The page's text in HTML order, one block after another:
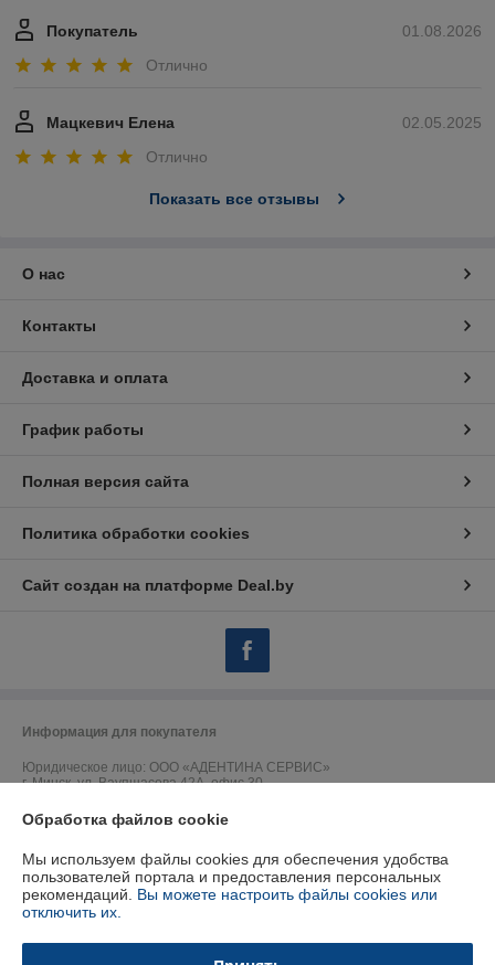
01.08.2026
Покупатель
Отлично
02.05.2025
Мацкевич Елена
Отлично
Показать все отзывы
О нас
Контакты
Доставка и оплата
График работы
Полная версия сайта
Политика обработки cookies
Сайт создан на платформе Deal.by
Информация для покупателя
Юридическое лицо: ООО «АДЕНТИНА СЕРВИС»
г. Минск, ул. Ваупшасова 42А, офис 30
Регистрационный номер ЕГР: 191157902
УНП: 191157902
Регистрационный орган: Горисполком
Ссылка на свидетельство/лицензию
Обработка файлов cookie
Мы используем файлы cookies для обеспечения удобства
пользователей портала и предоставления персональных
рекомендаций. Вы можете настроить файлы cookies или
отключить их.